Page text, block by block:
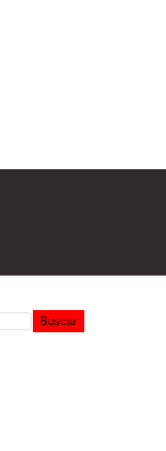
Buscar